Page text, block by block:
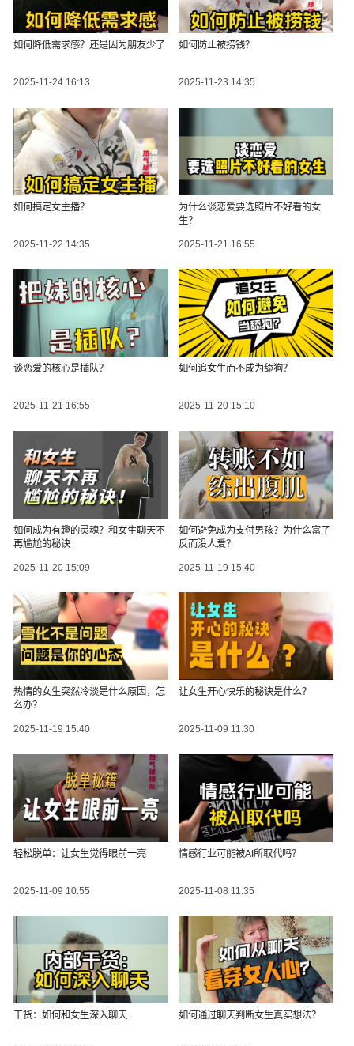
如何降低需求感？还是因为朋友少了
2025-11-24 16:13
如何防止被捞钱？
2025-11-23 14:35
如何搞定女主播？
2025-11-22 14:35
为什么谈恋爱要选照片不好看的女
生？
2025-11-21 16:55
谈恋爱的核心是插队？
2025-11-21 16:55
如何追女生而不成为舔狗？
2025-11-20 15:10
如何成为有趣的灵魂？和女生聊天不
再尴尬的秘诀
2025-11-20 15:09
如何避免成为支付男孩？为什么富了
反而没人爱？
2025-11-19 15:40
热情的女生突然冷淡是什么原因，怎
么办？
2025-11-19 15:40
让女生开心快乐的秘诀是什么？
2025-11-09 11:30
轻松脱单：让女生觉得眼前一亮
2025-11-09 10:55
情感行业可能被AI所取代吗？
2025-11-08 11:35
干货：如何和女生深入聊天 如何通过聊天判断女生真实想法？